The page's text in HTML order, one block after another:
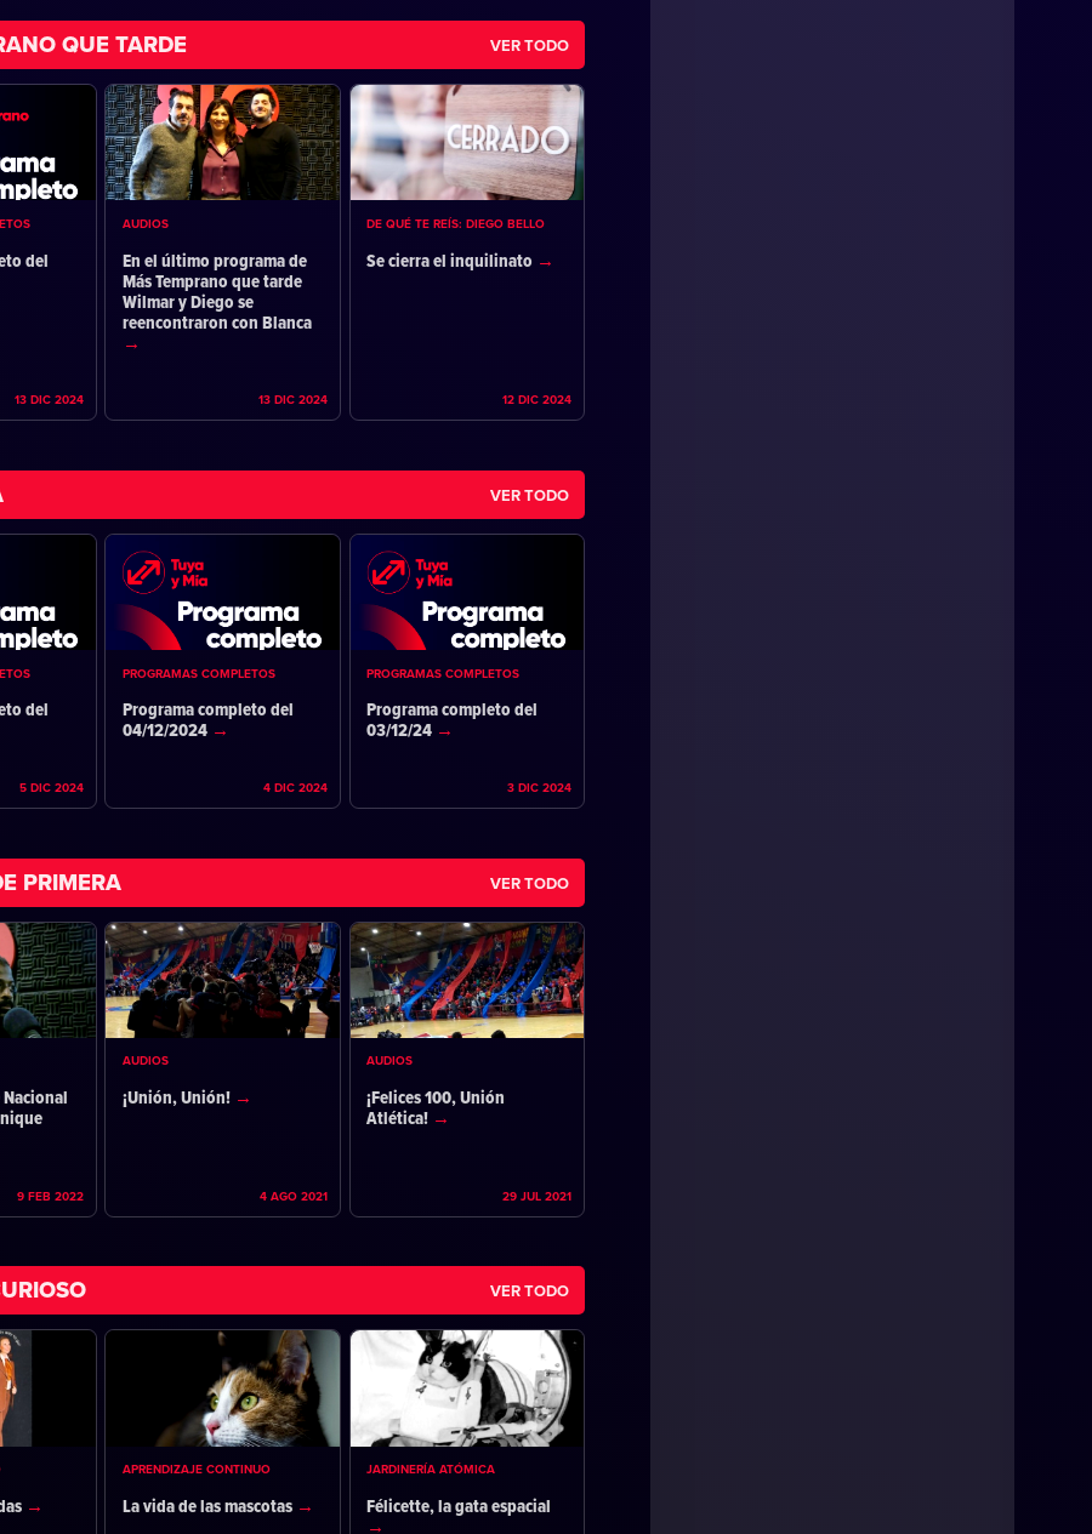
QUE TARDE VER TODO
del
13 DIC 2024
AUDIOS
En el último programa de
Más Temprano que tarde
Wilmar y Diego se
reencontraron con Blanca
13 DIC 2024
DE QUÉ TE REÍS: DIEGO BELLO
Se cierra el inquilinato
12 DIC 2024
VER TODO
del
5 DIC 2024
PROGRAMAS COMPLETOS
Programa completo del
04/12/2024
4 DIC 2024
PROGRAMAS COMPLETOS
Programa completo del
03/12/24
3 DIC 2024
PRIMERA VER TODO
9 FEB 2022
AUDIOS
¡Unión, Unión!
4 AGO 2021
AUDIOS
¡Felices 100, Unión
Atlética!
29 JUL 2021
VER TODO
APRENDIZAJE CONTINUO
La vida de las mascotas
JARDINERÍA ATÓMICA
Félicette, la gata espacial